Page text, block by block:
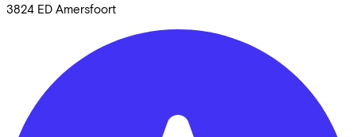
3824 ED Amersfoort